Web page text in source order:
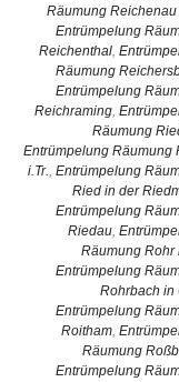
Räumung Reichenau
Entrümpelung
Reichenthal,
Räumung
Entrümpelung
Reichraming,
Räumung
Entrümpelung Räumung
i.Tr., Entrümpelung
Ried in der
Entrümpelung
Riedau,
Räumung Rohr
Entrümpelung
Rohrbach in
Entrümpelung
Roitham,
Räumung
Entrümpelung